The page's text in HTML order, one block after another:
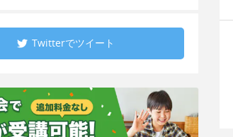
Twitterでツイート